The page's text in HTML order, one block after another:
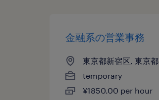
金融系の営業事務
東京都新宿区, 東京都
temporary
¥1850.00 per hour